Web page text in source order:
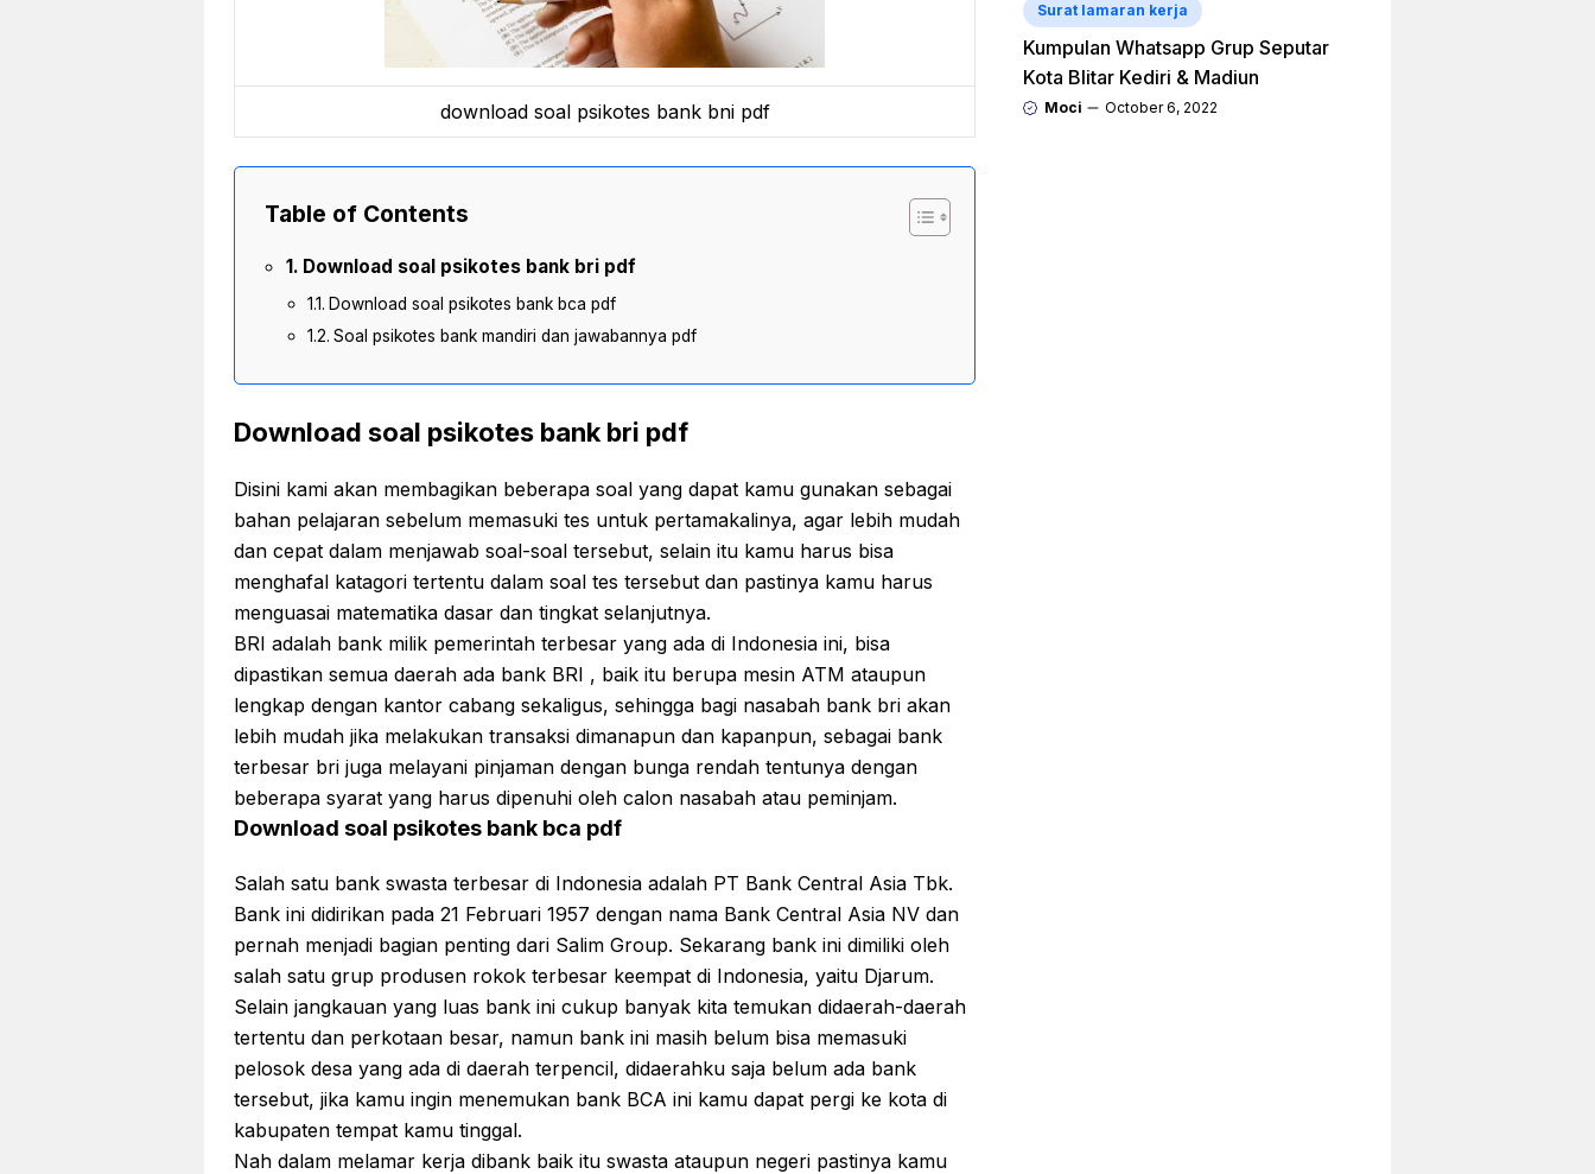
download soal psikotes bank bni pdf
Table of Contents
Download soal psikotes bank bri pdf
Download soal psikotes bank bca pdf
Soal psikotes bank mandiri dan jawabannya pdf
Download soal psikotes bank bri pdf
Disini kami akan membagikan beberapa soal yang dapat kamu gunakan sebagai
bahan pelajaran sebelum memasuki tes untuk pertamakalinya, agar lebih mudah
dan cepat dalam menjawab soal-soal tersebut, selain itu kamu harus bisa
menghafal katagori tertentu dalam soal tes tersebut dan pastinya kamu harus
menguasai matematika dasar dan tingkat selanjutnya.
BRI adalah bank milik pemerintah terbesar yang ada di Indonesia ini, bisa
dipastikan semua daerah ada bank BRI , baik itu berupa mesin ATM ataupun
lengkap dengan kantor cabang sekaligus, sehingga bagi nasabah bank bri akan
lebih mudah jika melakukan transaksi dimanapun dan kapanpun, sebagai bank
terbesar bri juga melayani pinjaman dengan bunga rendah tentunya dengan
beberapa syarat yang harus dipenuhi oleh calon nasabah atau peminjam.
Download soal psikotes bank bca pdf
Salah satu bank swasta terbesar di Indonesia adalah PT Bank Central Asia Tbk.
Bank ini didirikan pada 21 Februari 1957 dengan nama Bank Central Asia NV dan
pernah menjadi bagian penting dari Salim Group. Sekarang bank ini dimiliki oleh
salah satu grup produsen rokok terbesar keempat di Indonesia, yaitu Djarum.
Selain jangkauan yang luas bank ini cukup banyak kita temukan didaerah-daerah
tertentu dan perkotaan besar, namun bank ini masih belum bisa memasuki
pelosok desa yang ada di daerah terpencil, didaerahku saja belum ada bank
tersebut, jika kamu ingin menemukan bank BCA ini kamu dapat pergi ke kota di
kabupaten tempat kamu tinggal.
Nah dalam melamar kerja dibank baik itu swasta ataupun negeri pastinya kamu
Surat lamaran kerja
Kumpulan Whatsapp Grup Seputar
Kota Blitar Kediri & Madiun
Moci October 6, 2022